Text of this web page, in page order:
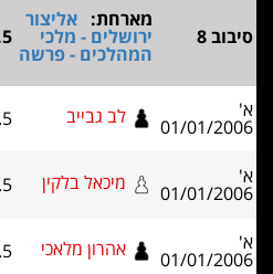
מארחת:אליצור
ירושלים - מלכי
המהלכים - פרשה
1.5
2.5
01/ לב גבייב 0.5
0.5
01/ מיכאל בלקין 0.5
-
0.5
01/ אהרון מלאכי 0.5
-
0.5